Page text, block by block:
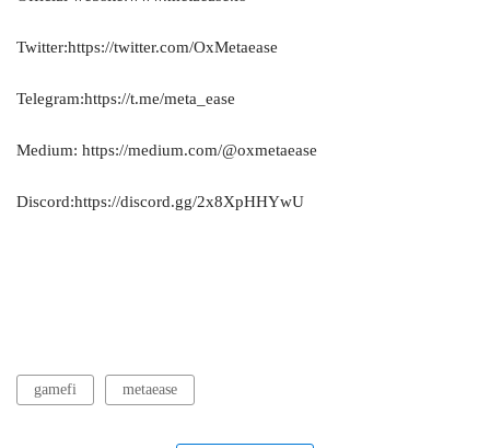
Twitter:https://twitter.com/OxMetaease
Telegram:https://t.me/meta_ease
Medium: https://medium.com/@oxmetaease
Discord:https://discord.gg/2x8XpHHYwU
gamefi metaease